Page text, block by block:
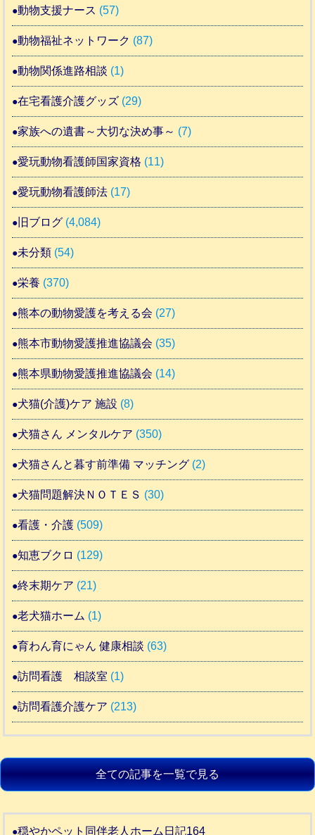
動物支援ナース (57)
動物福祉ネットワーク (87)
動物関係進路相談 (1)
在宅看護介護グッズ (29)
家族への遺書～大切な決め事～ (7)
愛玩動物看護師国家資格 (11)
愛玩動物看護師法 (17)
旧ブログ (4,084)
未分類 (54)
栄養 (370)
熊本の動物愛護を考える会 (27)
熊本市動物愛護推進協議会 (35)
熊本県動物愛護推進協議会 (14)
犬猫(介護)ケア 施設 (8)
犬猫さん メンタルケア (350)
犬猫さんと暮す前準備 マッチング (2)
犬猫問題解決ＮＯＴＥＳ (30)
看護・介護 (509)
知恵ブクロ (129)
終末期ケア (21)
老犬猫ホーム (1)
育わん育にゃん 健康相談 (63)
訪問看護 相談室 (1)
訪問看護介護ケア (213)
全ての記事を一覧で見る
穏やかペット同伴老人ホーム日記164